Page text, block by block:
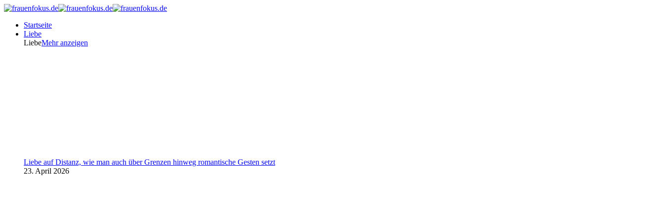
Startseite
Liebe
LiebeMehr anzeigen
Liebe auf Distanz, wie man auch über Grenzen hinweg romantische Gesten setzt
23. April 2026